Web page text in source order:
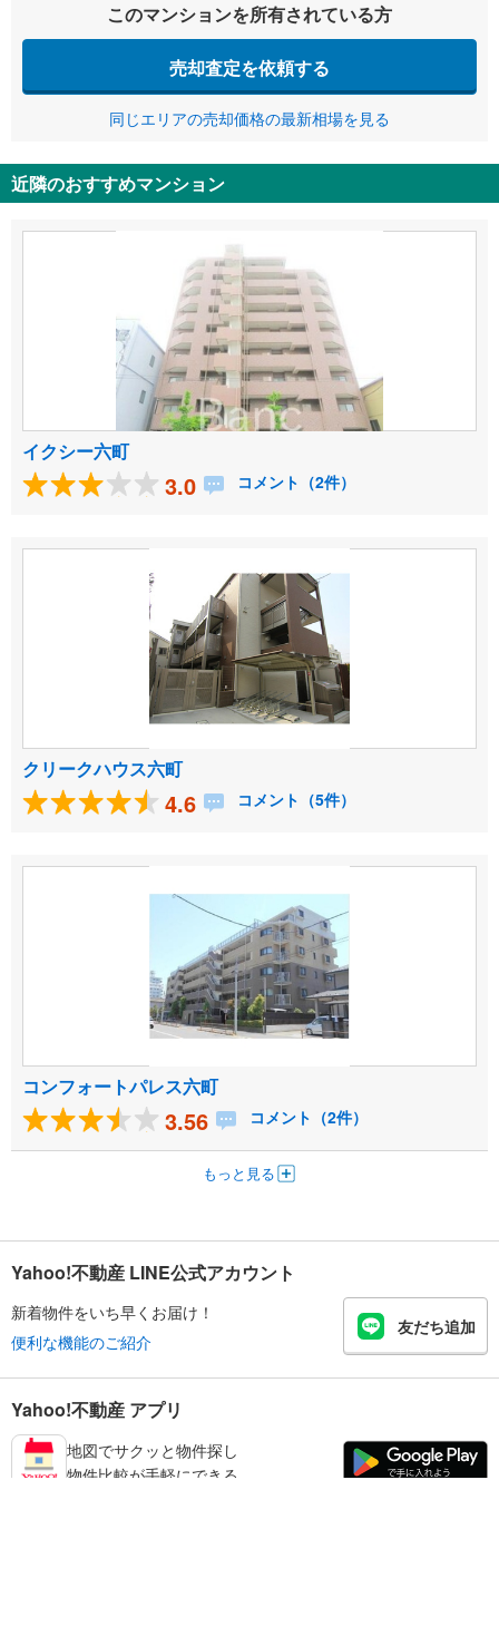
このマンションを所有されている方
売却査定を依頼する
同じエリアの売却価格の最新相場を見る
近隣のおすすめマンション
イクシー六町
3.0 コメント（2件）
クリークハウス六町
4.6 コメント（5件）
コンフォートパレス六町
3.56 コメント（2件）
もっと見る
Yahoo!不動産 LINE公式アカウント
新着物件をいち早くお届け！
便利な機能のご紹介
友だち追加
Yahoo!不動産 アプリ
地図でサクッと物件探し
物件比較が手軽にできる